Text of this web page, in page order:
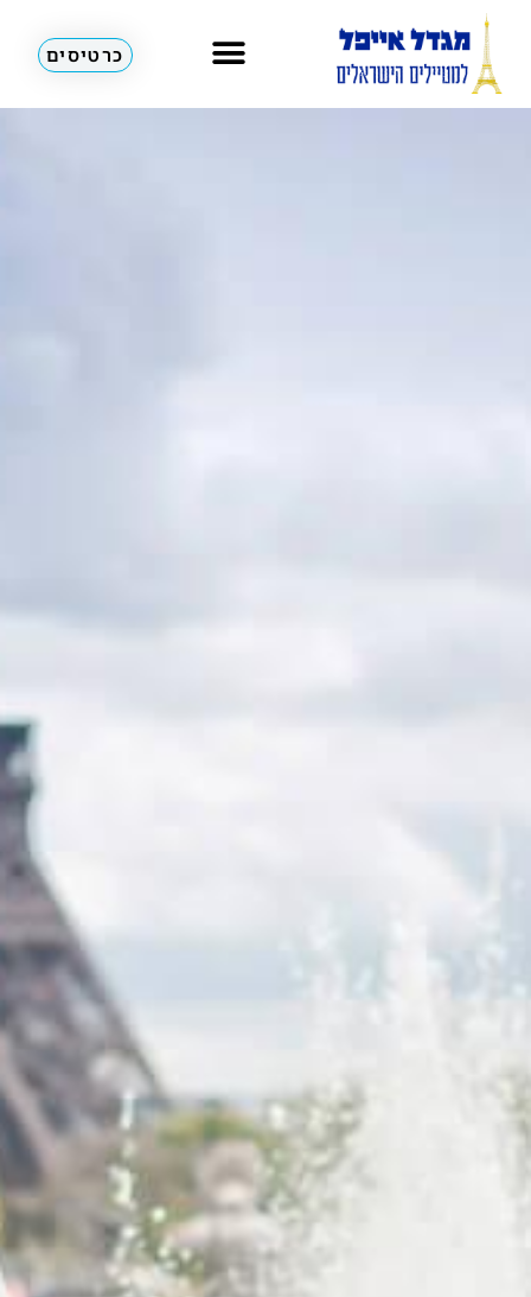
כרטיסים